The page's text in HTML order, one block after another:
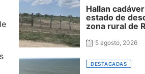
Hallan
estado de
zona rural de
5 agosto, 2026
DESTACADAS